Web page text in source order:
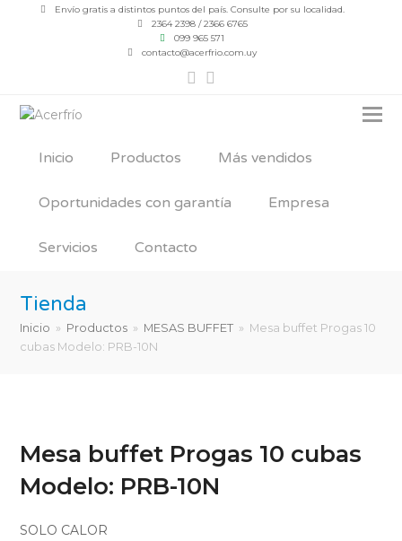
Envío gratis a distintos puntos del país. Consulte por su localidad.
2364 2398 / 2366 6765
099 965 571
contacto@acerfrio.com.uy
Facebook
Inicio Productos Más vendidos
Oportunidades con garantía Empresa
Servicios Contacto
Tienda
Inicio » Productos » MESAS BUFFET » Mesa buffet Progas 10
cubas Modelo: PRB-10N
Mesa buffet Progas 10 cubas
Modelo: PRB-10N
SOLO CALOR